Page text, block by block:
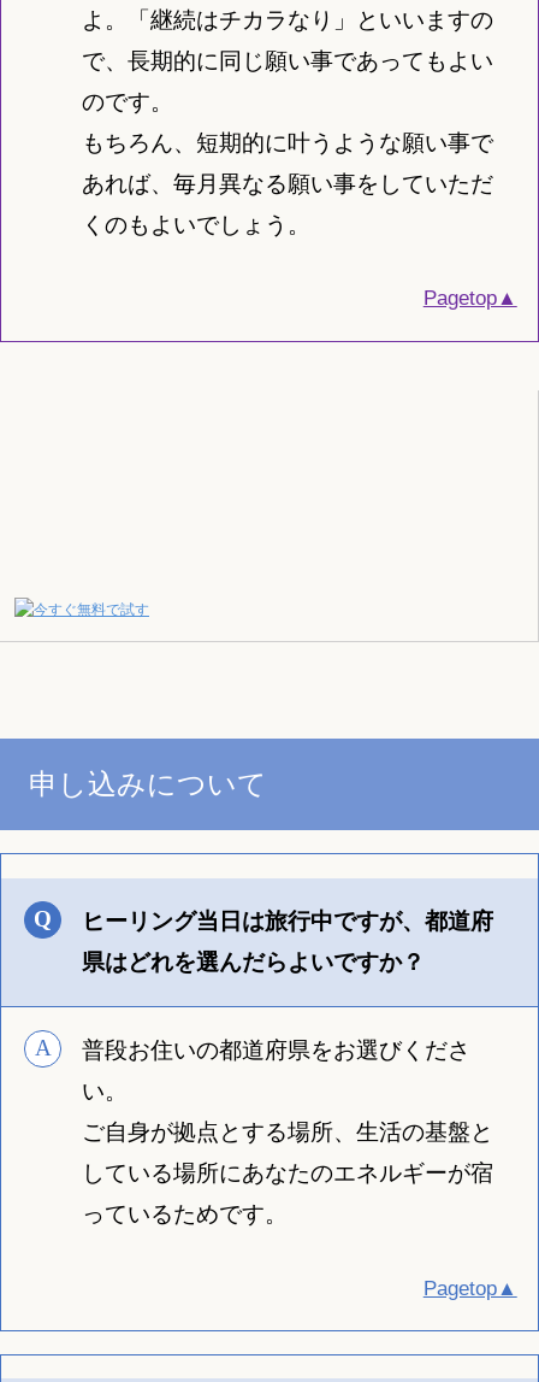
よ。「継続はチカラなり」といいますの
で、長期的に同じ願い事であってもよい
のです。
もちろん、短期的に叶うような願い事で
あれば、毎月異なる願い事をしていただ
くのもよいでしょう。
Pagetop▲
申し込みについて
ヒーリング当日は旅行中ですが、都道府
県はどれを選んだらよいですか？
普段お住いの都道府県をお選びくださ
い。
ご自身が拠点とする場所、生活の基盤と
している場所にあなたのエネルギーが宿
っているためです。
Pagetop▲